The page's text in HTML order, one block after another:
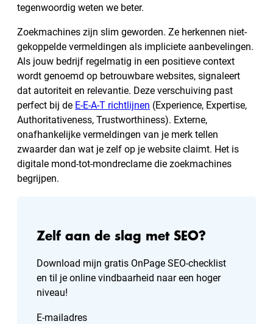
tegenwoordig weten we beter.
Zoekmachines zijn slim geworden. Ze herkennen niet-
gekoppelde vermeldingen als impliciete aanbevelingen.
Als jouw bedrijf regelmatig in een positieve context
wordt genoemd op betrouwbare websites, signaleert
dat autoriteit en relevantie. Deze verschuiving past
perfect bij de E-E-A-T richtlijnen (Experience, Expertise,
Authoritativeness, Trustworthiness). Externe,
onafhankelijke vermeldingen van je merk tellen
zwaarder dan wat je zelf op je website claimt. Het is
digitale mond-tot-mondreclame die zoekmachines
begrijpen.
Zelf aan de slag met SEO?
Download mijn gratis OnPage SEO-checklist
en til je online vindbaarheid naar een hoger
niveau!
E-mailadres